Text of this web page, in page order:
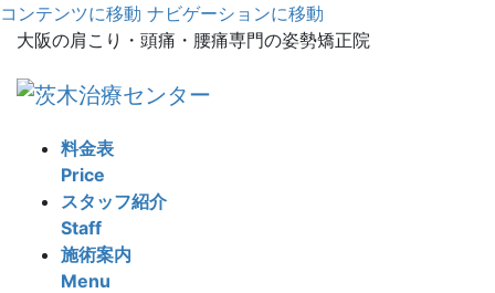
コンテンツに移動 ナビゲーションに移動
大阪の肩こり・頭痛・腰痛専門の姿勢矯正院
料金表
Price
スタッフ紹介
Staff
施術案内
Menu